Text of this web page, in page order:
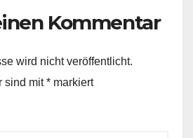
Kommentar
wird nicht veröffentlicht.
sind mit* markiert